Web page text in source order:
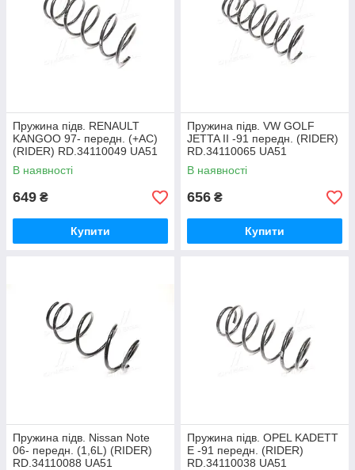
Пружина підв. RENAULT
KANGOO 97- передн. (+AC)
(RIDER) RD.34110049 UA51
В наявності
649 ₴
Купити
Пружина підв. VW GOLF
JETTA II -91 передн. (RIDER)
RD.34110065 UA51
В наявності
656 ₴
Купити
Пружина підв. Nissan Note
06- передн. (1,6L) (RIDER)
RD.34110088 UA51
Пружина підв. OPEL KADETT
E -91 передн. (RIDER)
RD.34110038 UA51